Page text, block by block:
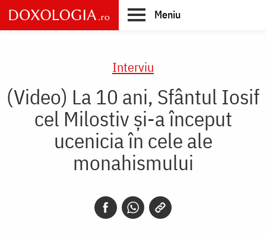
Skip
to
main
Meniu
Interviu
(Video) La 10 ani, Sfântul Iosif
cel Milostiv și-a început
ucenicia în cele ale
monahismului